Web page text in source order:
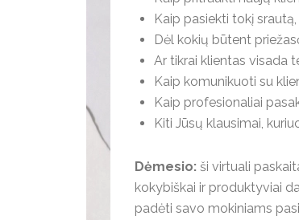
Kaip pasiekti tokį
Dėl kokių būtent
Ar tikrai klientas visada
Kaip komunikuoti su
Kaip profesionaliai
Kiti Jūsų klausimai,
Dėmesio: ši virtuali
kokybiškai ir produktyviai
padėti savo mokiniams